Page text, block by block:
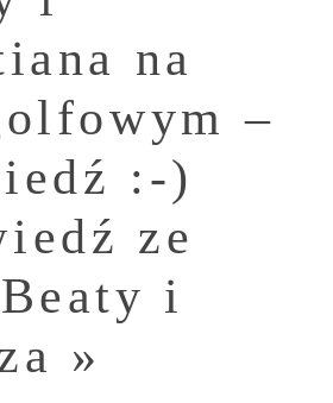
na
–
:-)
ze
i
»